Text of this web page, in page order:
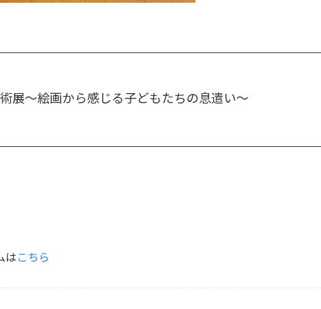
展～絵画から感じる子どもたちの息遣い～
はこちら